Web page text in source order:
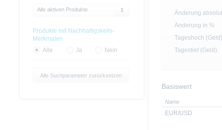
Änderung absolut
Änderung in %
Tageshoch (Geld)
Tagestief (Geld)
Basiswert
Name
EUR/USD
Alle aktiven Produkte
Produkte mit Nachhaltigskeits-
Merkmalen
Alle
Ja Nein
Alle Suchparameter zurücksetzen